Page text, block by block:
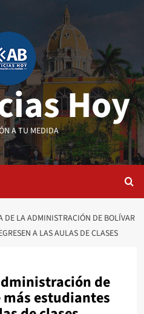
Hoy
A TU MEDIDA
DE LA ADMINISTRACIÓN DE BOLÍVAR
A LAS AULAS DE CLASES
de
estudiantes